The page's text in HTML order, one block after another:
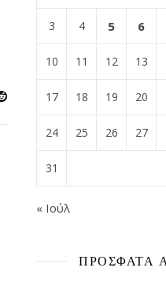
3 4 5 6
10 11 12 13
17 18 19 20
24 25 26 27
31
« Ιούλ
ΠΡΌΣΦΑΤΑ